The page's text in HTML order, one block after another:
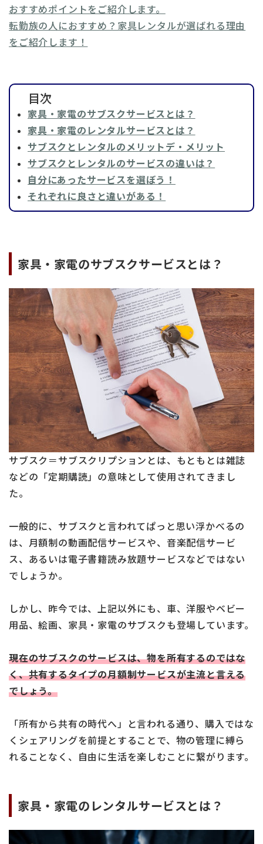
おすすめポイントをご紹介します。
転勤族の人におすすめ？家具レンタルが選ばれる理由
をご紹介します！
目次
家具・家電のサブスクサービスとは？
家具・家電のレンタルサービスとは？
サブスクとレンタルのメリットデ・メリット
サブスクとレンタルのサービスの違いは？
自分にあったサービスを選ぼう！
それぞれに良さと違いがある！
家具・家電のサブスクサービスとは？
サブスク＝サブスクリプションとは、もともとは雑誌
などの「定期購読」の意味として使用されてきまし
た。
一般的に、サブスクと言われてぱっと思い浮かべるの
は、月額制の動画配信サービスや、音楽配信サービ
ス、あるいは電子書籍読み放題サービスなどではない
でしょうか。
しかし、昨今では、上記以外にも、車、洋服やベビー
用品、絵画、家具・家電のサブスクも登場しています。
現在のサブスクのサービスは、物を所有するのではな
く、共有するタイプの月額制サービスが主流と言える
でしょう。
「所有から共有の時代へ」と言われる通り、購入ではな
くシェアリングを前提とすることで、物の管理に縛ら
れることなく、自由に生活を楽しむことに繋がります。
家具・家電のレンタルサービスとは？